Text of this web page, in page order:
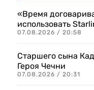
«Время
использовать
07.08.2026 / 20:58
Старшего сына
Героя Чечни
07.08.2026 / 20:31